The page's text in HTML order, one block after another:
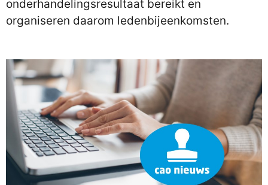
onderhandelingsresultaat bereikt en
organiseren daarom ledenbijeenkomsten.